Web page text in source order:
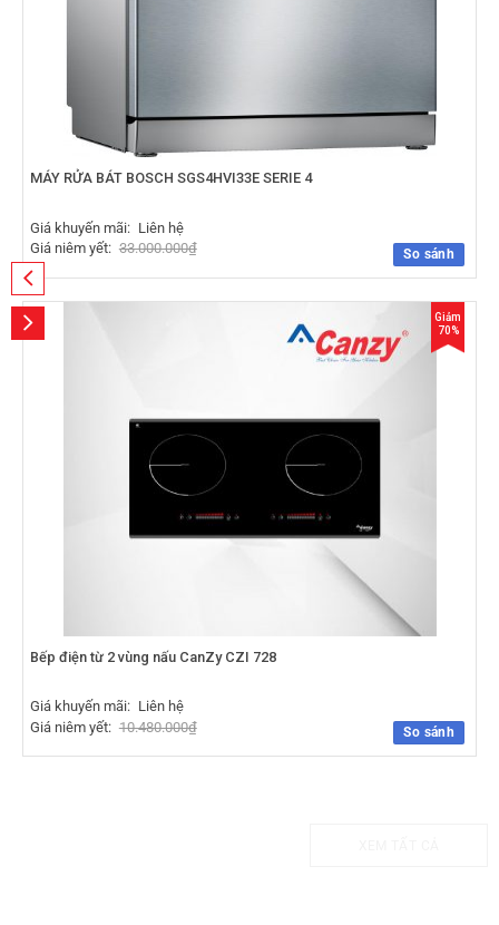
So sánh
MÁY RỬA BÁT BOSCH SGS4HVI33E SERIE 4
Giá khuyến mãi: Liên hệ
Giá niêm yết: 33.000.000₫
So sánh
Giảm
70%
Bếp điện từ 2 vùng nấu CanZy CZI 728
Giá khuyến mãi: Liên hệ
Giá niêm yết: 10.480.000₫